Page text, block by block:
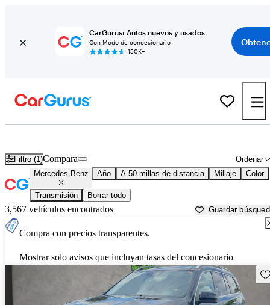
CarGurus: Autos nuevos y usados
Con Modo de concesionario
150K+
Filtro (1) Ordenar
Compara
Mercedes-Benz Año A 50 millas de distancia Millaje Color
Transmisión Borrar todo
3,567 vehículos encontrados Guardar
Compra con precios transparentes.
Mostrar solo avisos que incluyan tasas del concesionario